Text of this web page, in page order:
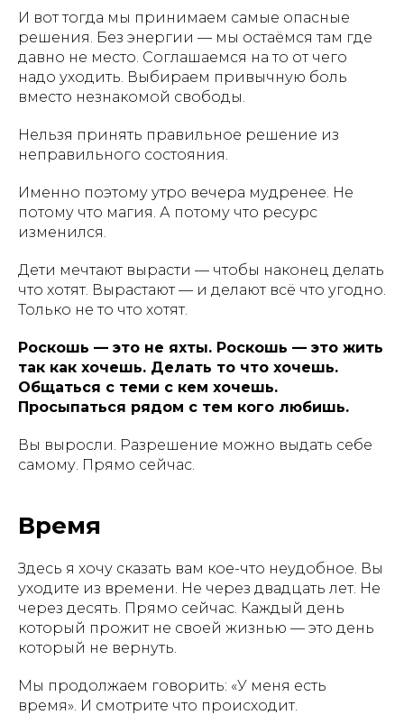
И вот тогда мы принимаем самые опасные
решения. Без энергии — мы остаёмся там где
давно не место. Соглашаемся на то от чего
надо уходить. Выбираем привычную боль
вместо незнакомой свободы.
Нельзя принять правильное решение из
неправильного состояния.
Именно поэтому утро вечера мудренее. Не
потому что магия. А потому что ресурс
изменился.
Дети мечтают вырасти — чтобы наконец делать
что хотят. Вырастают — и делают всё что угодно.
Только не то что хотят.
Роскошь — это не яхты. Роскошь — это жить
так как хочешь. Делать то что хочешь.
Общаться с теми с кем хочешь.
Просыпаться рядом с тем кого любишь.
Вы выросли. Разрешение можно выдать себе
самому. Прямо сейчас.
Время
Здесь я хочу сказать вам кое-что неудобное. Вы
уходите из времени. Не через двадцать лет. Не
через десять. Прямо сейчас. Каждый день
который прожит не своей жизнью — это день
который не вернуть.
Мы продолжаем говорить: «У меня есть
время». И смотрите что происходит.